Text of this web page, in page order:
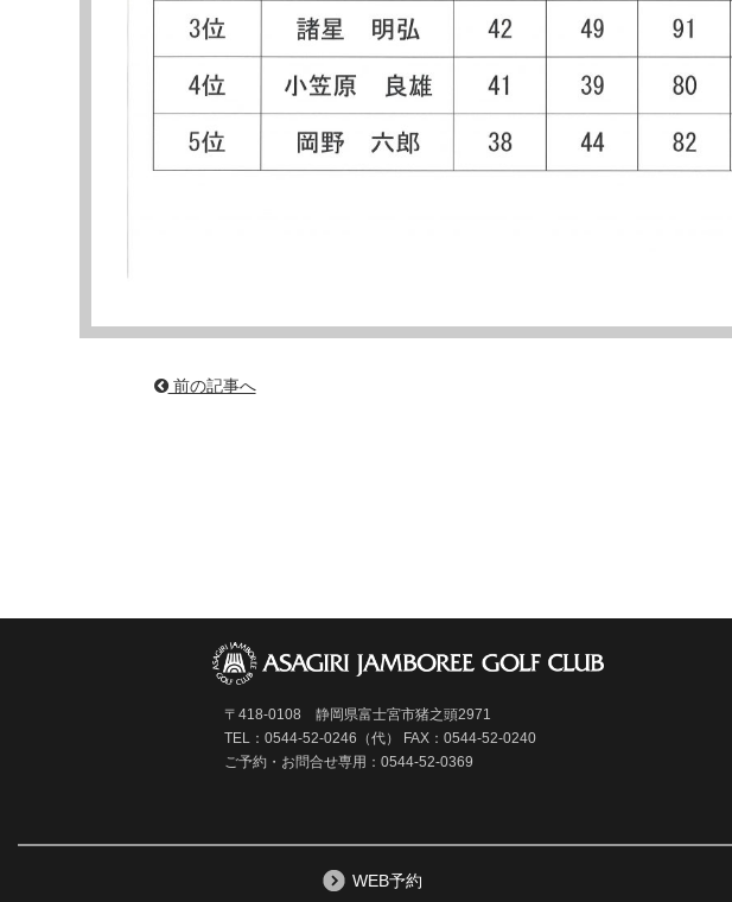
前の記事へ
〒418-0108 静岡県富士宮市猪之頭2971
TEL：0544-52-0246（代）
FAX：0544-52-0240
ご予約・お問合せ専用：0544-52-0369
WEB予約